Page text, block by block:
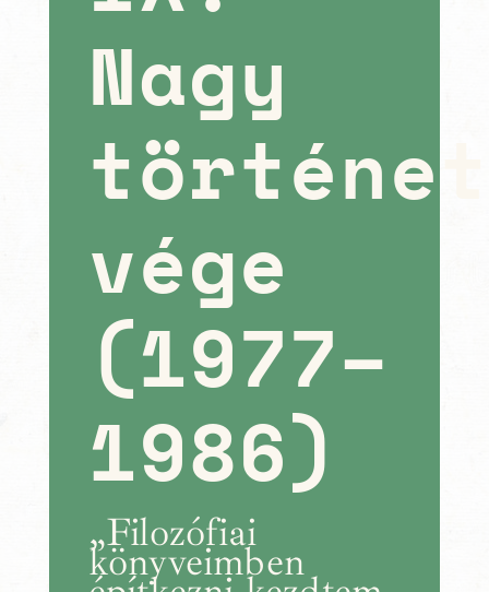
Nagy
vége
(1977–
1986)
„Filozófiai
könyveimben